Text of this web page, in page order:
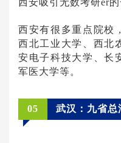
西安吸引无数考研er的
西安有很多重点院校
西北工业大学、西北
安电子科技大学、长
军医大学等。
05 武汉：九省总